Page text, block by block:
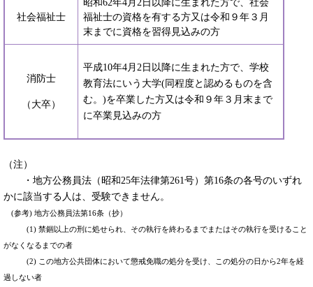
社会福祉士
昭和62年4月2日以降に生まれた方で、社会
福祉士の資格を有する方又は令和９年３月
末までに資格を習得見込みの方
消防士
（大卒）
平成10年4月2日以降に生まれた方で、学校
教育法にいう大学(同程度と認めるものを含
む。)を卒業した方又は令和９年３月末まで
に卒業見込みの方
（注）
・地方公務員法（昭和25年法律第261号）第16条の各号のいずれ
かに該当する人は、受験できません。
(参考) 地方公務員法第16条（抄）
(1) 禁錮以上の刑に処せられ、その執行を終わるまでまたはその執行を受けること
がなくなるまでの者
(2) この地方公共団体において懲戒免職の処分を受け、この処分の日から2年を経
過しない者